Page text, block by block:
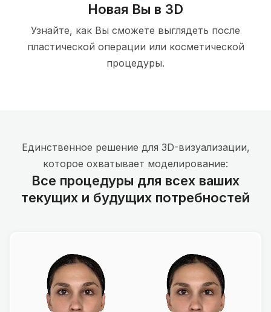
Новая Вы в 3D
Узнайте, как Вы сможете выглядеть после
пластической операции или косметической
процедуры.
Единственное решение для 3D-визуализации,
которое охватывает моделирование:
Все процедуры для всех ваших
текущих и будущих потребностей